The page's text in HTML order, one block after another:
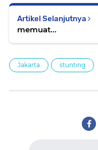
Artikel Selanjutnya
memuat...
Jakarta stunting